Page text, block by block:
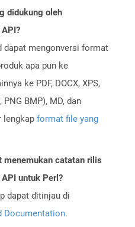
didukung oleh
dapat mengonversi format
apa pun ke
ke PDF, DOCX, XPS,
PNG BMP), MD, dan
lengkap format file yang
menemukan catatan rilis
untuk Perl?
dapat ditinjau di
Documentation.